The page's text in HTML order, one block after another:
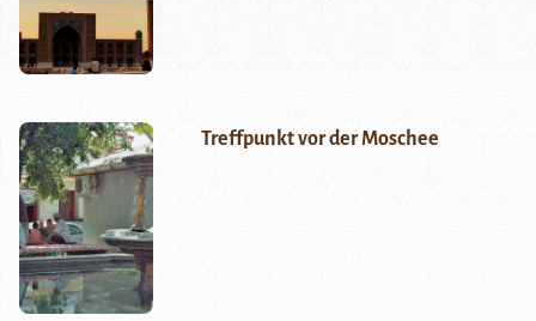
Treffpunkt vor der Moschee